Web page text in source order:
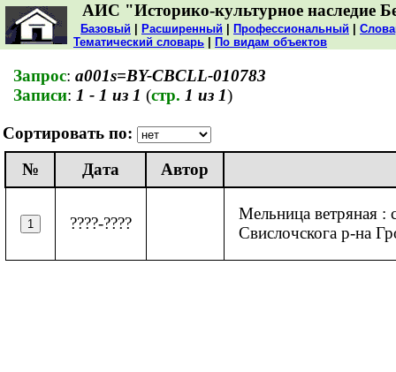
АИС "Историко-культурное наследие
Базовый Расширенный Профессиональный
Тематический словарь
По видам объектов
Запрос: a001s=BY-CBCLL-010783
Записи: 1 - 1 из 1 (стр. 1 из 1)
Сортировать по:
№
Дата Автор
????-????
Мельница ветряная :
Свислочскога р-на